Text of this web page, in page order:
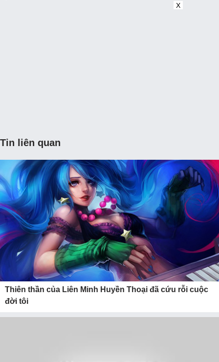
X
Tin liên quan
Thiên thần của Liên Minh Huyền Thoại đã cứu rỗi cuộc
đời tôi